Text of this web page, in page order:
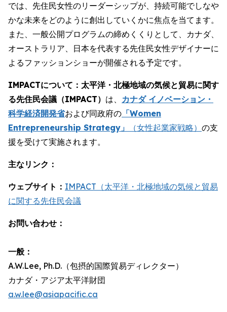
では、先住民女性のリーダーシップが、持続可能でしなや
かな未来をどのように創出していくかに焦点を当てます。
また、一般公開プログラムの締めくくりとして、カナダ、
オーストラリア、日本を代表する先住民女性デザイナーに
よるファッションショーが開催される予定です。
IMPACTについて：太平洋・北極地域の気候と貿易に関す
る先住民会議（IMPACT） は、 カナダ イノベーション・
科学経済開発省および同政府の 「Women
Entrepreneurship Strategy」
（女性起業家戦略） の支
援を受けて実施されます。
主なリンク：
ウェブサイト： IMPACT（太平洋・北極地域の気候と貿易
に関する先住民会議
お問い合わせ：
一般：
A.W.Lee, Ph.D.（包摂的国際貿易ディレクター）
カナダ・アジア太平洋財団
a.w.lee@asiapacific.ca